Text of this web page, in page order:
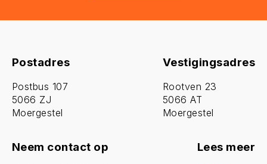
Postadres
Postbus 107
5066 ZJ
Moergestel
Vestigingsadres
Rootven 23
5066 AT
Moergestel
Neem contact op Lees meer